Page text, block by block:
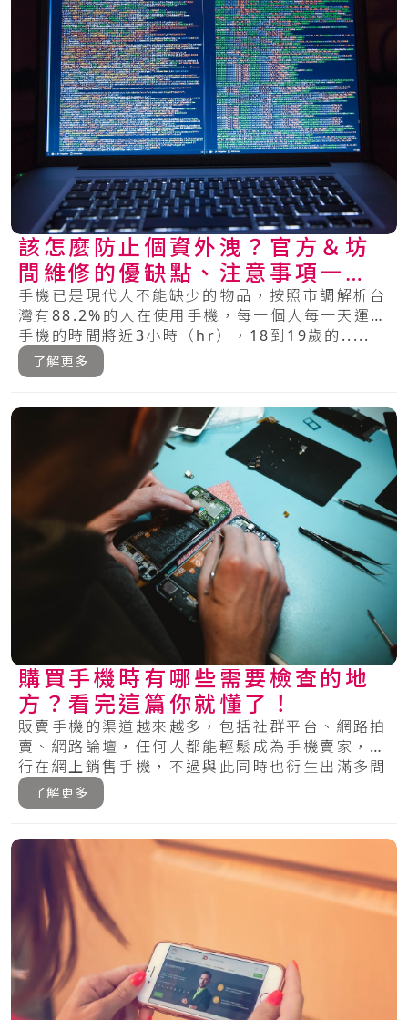
該怎麼防止個資外洩？官方＆坊
間維修的優缺點、注意事項一次
看懂！
手機已是現代人不能缺少的物品，按照市調解析台
灣有88.2%的人在使用手機，每一個人每一天運用
手機的時間將近3小時（hr），18到19歲的.....
了解更多
購買手機時有哪些需要檢查的地
方？看完這篇你就懂了！
販賣手機的渠道越來越多，包括社群平台、網路拍
賣、網路論壇，任何人都能輕鬆成為手機賣家，自
行在網上銷售手機，不過與此同時也衍生出滿多問
題，.....
了解更多